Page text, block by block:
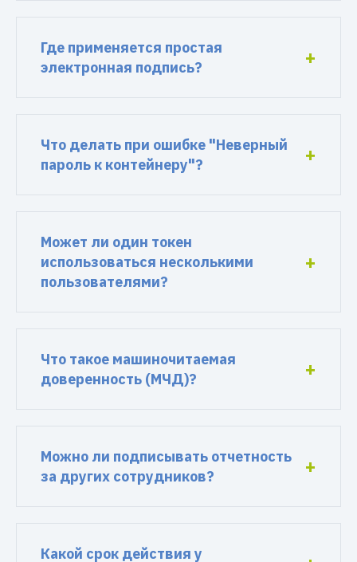
Где применяется простая
электронная подпись?
Что делать при ошибке "Неверный
пароль к контейнеру"?
Может ли один токен
использоваться несколькими
пользователями?
Что такое машиночитаемая
доверенность (МЧД)?
Можно ли подписывать отчетность
за других сотрудников?
Какой срок действия у